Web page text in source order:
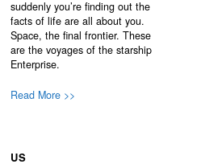
suddenly you’re finding out the
facts of life are all about you.
Space, the final frontier. These
are the voyages of the starship
Enterprise.
Read More >>
US